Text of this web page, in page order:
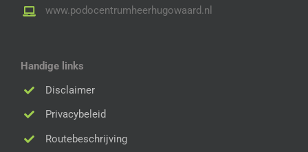
www.podocentrumheerhugowaard.nl
Handige links
Disclaimer
Privacybeleid
Routebeschrijving